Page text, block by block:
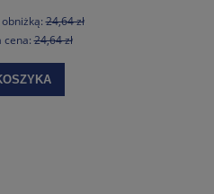
obniżką:24,64 zł
cena:24,64 zł